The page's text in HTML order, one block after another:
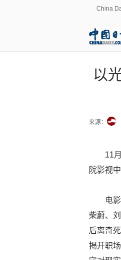
China
以
来源：
11
院影视
电
柴蔚、
后离奇
揭开职